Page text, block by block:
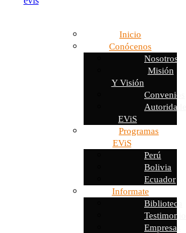
Inicio
Conócenos
Nosotros
Misión
Y Visión
Convenios
Autoridades
EViS
Programas
EViS
Perú
Bolivia
Ecuador
Informate
Biblioteca
Testimonios
Empresas